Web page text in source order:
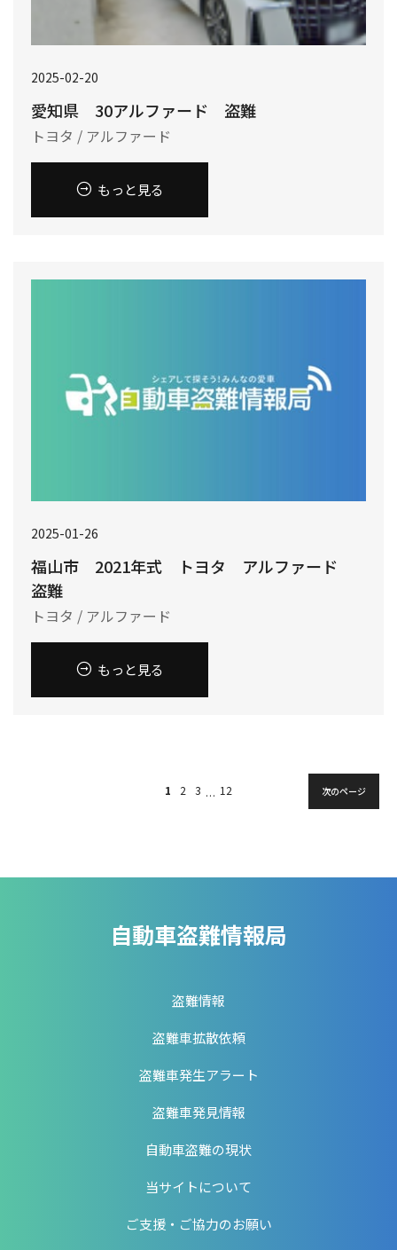
2025-02-20
愛知県 30アルファード 盗難
トヨタ / アルファード
もっと見る
2025-01-26
福山市 2021年式 トヨタ アルファード
盗難
トヨタ / アルファード
もっと見る
1 2 3 … 12 次のページ
自動車盗難情報局
盗難情報
盗難車拡散依頼
盗難車発生アラート
盗難車発見情報
自動車盗難の現状
当サイトについて
ご支援・ご協力のお願い